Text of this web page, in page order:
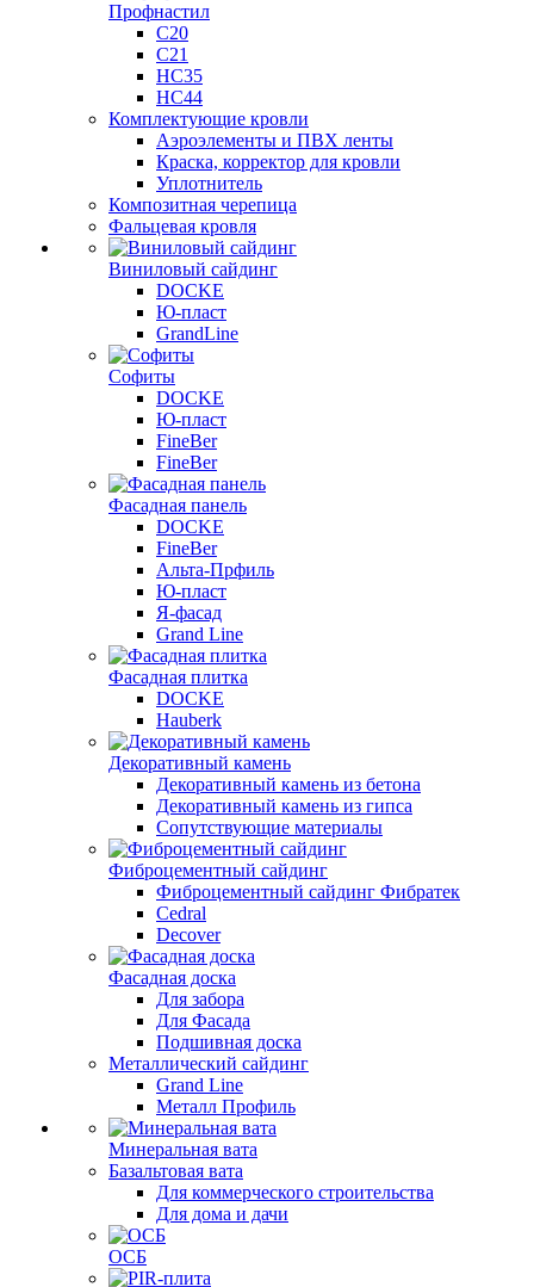
Профнастил
C20
C21
НС35
НС44
Комплектующие кровли
Аэроэлементы и ПВХ ленты
Краска, корректор для кровли
Уплотнитель
Композитная черепица
Фальцевая кровля
Виниловый сайдинг
DOCKE
Ю-пласт
GrandLine
Софиты
DOCKE
Ю-пласт
FineBer
FineBer
Фасадная панель
DOCKE
FineBer
Альта-Прфиль
Ю-пласт
Я-фасад
Grand Line
Фасадная плитка
DOCKE
Hauberk
Декоративный камень
Декоративный камень из бетона
Декоративный камень из гипса
Сопутствующие материалы
Фиброцементный сайдинг
Фиброцементный сайдинг Фибратек
Cedral
Decover
Фасадная доска
Для забора
Для Фасада
Подшивная доска
Металлический сайдинг
Grand Line
Металл Профиль
Минеральная вата
Базальтовая вата
Для коммерческого строительства
Для дома и дачи
ОСБ